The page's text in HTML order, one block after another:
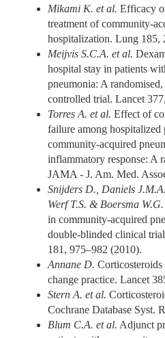
Mikami K. et al. Efficacy
treatment of community-
hospitalization. Lung 185,
Meijvis S.C.A. et al.
hospital stay in patients
pneumonia: A
controlled trial. Lancet
Torres A. et al. Effect of
failure among hospitalized
community-acquired
inflammatory response: A
JAMA - J. Am. Med.
Snijders D., Daniels
Werf T.S. & Boersma W.G.
in community-acquired
double-blinded clinical
181, 975–982 (2010).
Annane D.
change practice. Lancet
Stern A. et al.
Cochrane Database Syst.
Blum C.A. et al. Adjunct